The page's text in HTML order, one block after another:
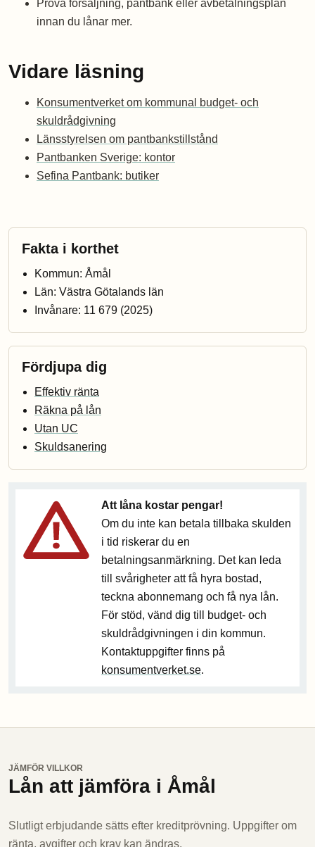
Pröva försäljning, pantbank eller avbetalningsplan
innan du lånar mer.
Vidare läsning
Konsumentverket om kommunal budget- och
skuldrådgivning
Länsstyrelsen om pantbankstillstånd
Pantbanken Sverige: kontor
Sefina Pantbank: butiker
Fakta i korthet
Kommun: Åmål
Län: Västra Götalands län
Invånare: 11 679 (2025)
Fördjupa dig
Effektiv ränta
Räkna på lån
Utan UC
Skuldsanering
Att låna kostar pengar!
Om du inte kan betala tillbaka skulden
i tid riskerar du en
betalningsanmärkning. Det kan leda
till svårigheter att få hyra bostad,
teckna abonnemang och få nya lån.
För stöd, vänd dig till budget- och
skuldrådgivningen i din kommun.
Kontaktuppgifter finns på
konsumentverket.se.
JÄMFÖR VILLKOR
Lån att jämföra i Åmål
Slutligt erbjudande sätts efter kreditprövning. Uppgifter om
ränta, avgifter och krav kan ändras.